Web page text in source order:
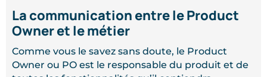
La communication entre le Product
Owner et le métier
Comme vous le savez sans doute, le Product
Owner ou PO est le responsable du produit et de